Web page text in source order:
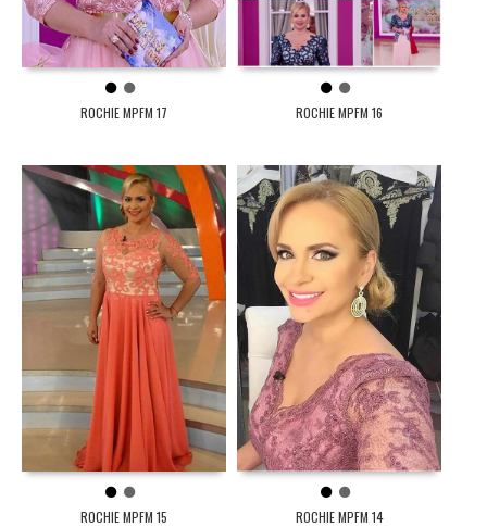
1 2
ROCHIE MPFM 17
1 2
ROCHIE MPFM 16
1 2
ROCHIE MPFM 15
1 2
ROCHIE MPFM 14